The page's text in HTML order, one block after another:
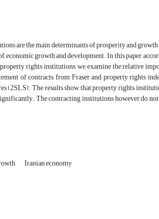
are the main determinants of prosperity and
growth and development. In this paper,
rights institutions, we examine the relative
of contracts from Fraser and property rights
(2SLS). The results show that property rights
The contracting institutions however do
Iranian economy